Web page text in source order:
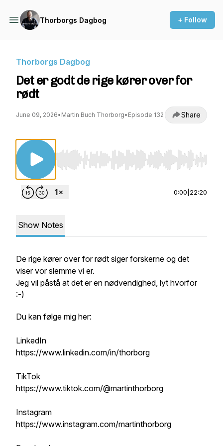
Thorborgs Dagbog + Follow
Thorborgs Dagbog
Det er godt de rige kører over for
rødt
June 09, 2026• Martin Buch Thorborg• Episode 132 Share
Use Left/Right to seek, Home/End to jump to
0:00 22:20
Show Notes
De rige kører over for rødt siger forskerne og det
viser vor slemme vi er.
Jeg vil påstå at det er en nødvendighed, lyt hvorfor
:-)
Du kan følge mig her:
LinkedIn
https://www.linkedin.com/in/thorborg
TikTok
https://www.tiktok.com/@martinthorborg
Instagram
https://www.instagram.com/martinthorborg